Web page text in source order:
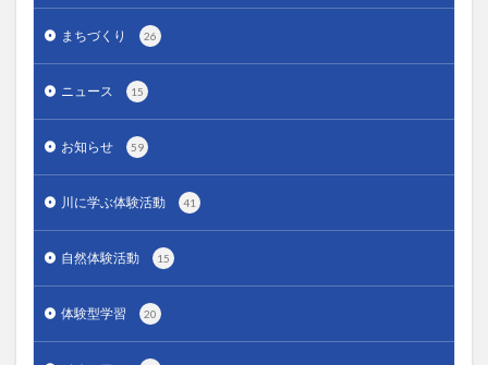
まちづくり 26
ニュース 15
お知らせ 59
川に学ぶ体験活動 41
自然体験活動 15
体験型学習 20